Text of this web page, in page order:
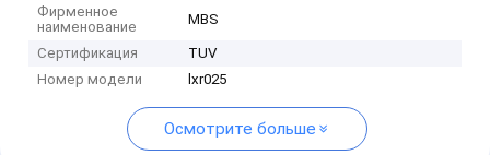
Фирменное
наименование
MBS
Сертификация
TUV
Номер модели
lxr025
Осмотрите больше